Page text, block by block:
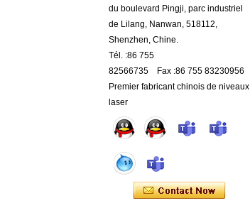
du boulevard Pingji, parc industriel
de Lilang, Nanwan, 518112,
Shenzhen, Chine.
Tél. :86 755
82566735 Fax :86 755 83230956
Premier fabricant chinois de niveaux
laser